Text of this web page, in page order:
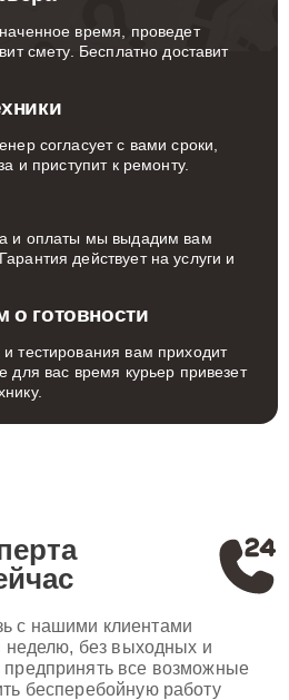
время, проведет
смету. Бесплатно доставит
согласует с вами сроки,
и приступит к ремонту.
и оплаты мы выдадим вам
действует на услуги и
готовности
тестирования вам приходит
для вас время курьер привезет
с нашими клиентами
неделю, без выходных и
все возможные
бесперебойную работу